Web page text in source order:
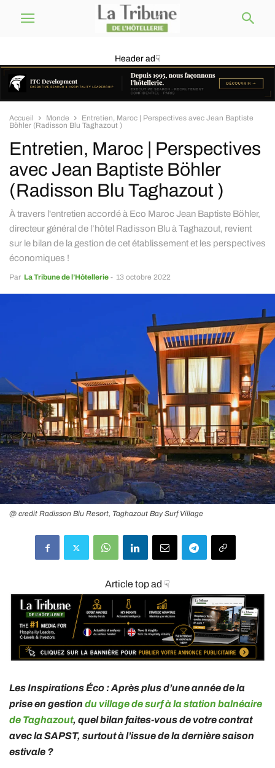
Header ad☟
Accueil Monde
Entretien, Maroc | Perspectives avec Jean Baptiste
Böhler (Radisson Blu Taghazout )
Entretien, Maroc | Perspectives
avec Jean Baptiste Böhler
(Radisson Blu Taghazout )
À travers l'entretien accordé à Eco Maroc Jean Baptiste Böhler,
directeur général de l’hôtel Radisson Blu à Taghazout, revient
sur le bilan de la gestion de cet établissement et les perspectives
économiques !
Par La Tribune de l’Hôtellerie - 13 octobre 2022
@ credit Radisson Blu Resort, Taghazout Bay Surf Village
Article top ad ☟
Les Inspirations Éco : Après plus d’une année de la
prise en gestion du village de surf à la station balnéaire
de Taghazout, quel bilan faites-vous de votre contrat
avec la SAPST, surtout à l’issue de la dernière saison
estivale ?